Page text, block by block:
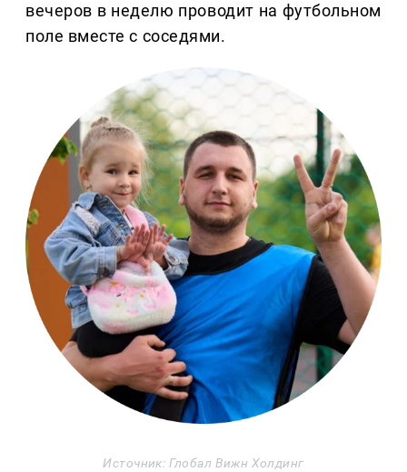
вечеров в неделю проводит на футбольном
поле вместе с соседями.
Источник: Глобал Вижн Холдинг